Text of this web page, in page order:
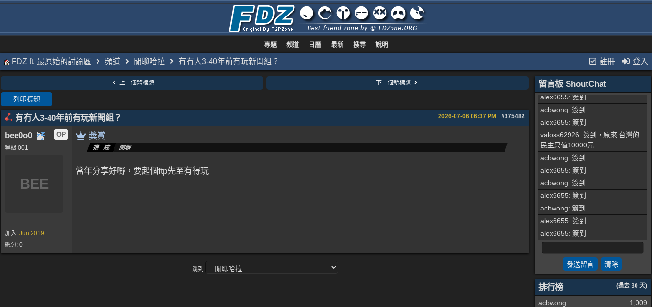
專題 頻道 日曆 最新 搜尋 說明
註冊 登入
FDZ ft. 最原始的討論區 頻道 閒聊哈拉 有冇人3-40年前有玩新聞組？
上一個舊標題 下一個新標題
列印標題
有冇人3-40年前有玩新聞組？ #375482
2026-07-06 06:37 PM
bee0o0 OP
等級 001
BEE
加入: Jun 2019
總分: 0
獎賞
描述 閒聊
當年分享好嘢，要起個ftp先至有得玩
跳到
留言板 ShoutChat
alex6655: 簽到
acbwong: 簽到
acbwong: 簽到
alex6655: 簽到
acbwong: 簽到
alex6655: 簽到
valoss62926: 簽到，原來 台灣的
民主只值10000元
acbwong: 簽到
alex6655: 簽到
acbwong: 簽到
alex6655: 簽到
acbwong: 簽到
alex6655: 簽到
alex6655: 簽到
排行榜 (過去 30 天)
acbwong
1,009